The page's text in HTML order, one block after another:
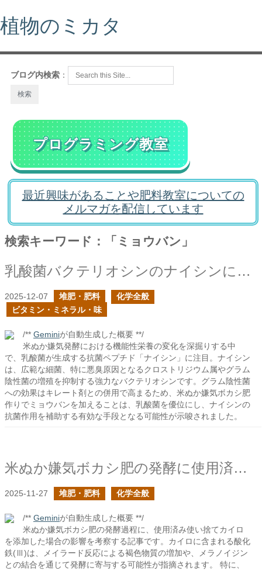
植物のミカタ
ブログ内検索 ：
プログラミング教室
最近興味があることや肥料教室についての
メルマガを配信しています
検索キーワード：「ミョウバン」
乳酸菌バクテリオシンのナイシンについて再び
2025-12-07 堆肥・肥料
化学全般
ビタミン・ミネラル・味
/** Geminiが自動生成した概要 **/
米ぬか嫌気発酵における機能性栄養の変化を深掘りする中
で、乳酸菌が生成する抗菌ペプチド「ナイシン」に注目。ナイシン
は、広範な細菌、特に悪臭原因となるクロストリジウム属やグラム
陰性菌の増殖を抑制する強力なバクテリオシンです。グラム陰性菌
への効果はキレート剤との併用で高まるため、米ぬか嫌気ボカシ肥
作りでミョウバンを加えることは、乳酸菌を優位にし、ナイシンの
抗菌作用を補助する有効な手段となる可能性が示唆されました。
米ぬか嫌気ボカシ肥の発酵に使用済み使い捨てカイロを添加したらどうなるか？
2025-11-27 堆肥・肥料 化学全般
/** Geminiが自動生成した概要 **/
米ぬか嫌気ボカシ肥の発酵過程に、使用済み使い捨てカイロ
を添加した場合の影響を考察する記事です。カイロに含まれる酸化
鉄(Ⅲ)は、メイラード反応による褐色物質の増加や、メラノイジン
との結合を通じて発酵に寄与する可能性が指摘されます。 特に、